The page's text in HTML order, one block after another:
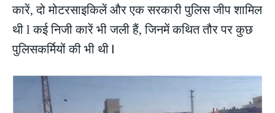
कारें, दो मोटरसाइकिलें और एक सरकारी पुलिस जीप शामिल
थी l कई निजी कारें भी जली हैं, जिनमें कथित तौर पर कुछ
पुलिसकर्मियों की भी थी l